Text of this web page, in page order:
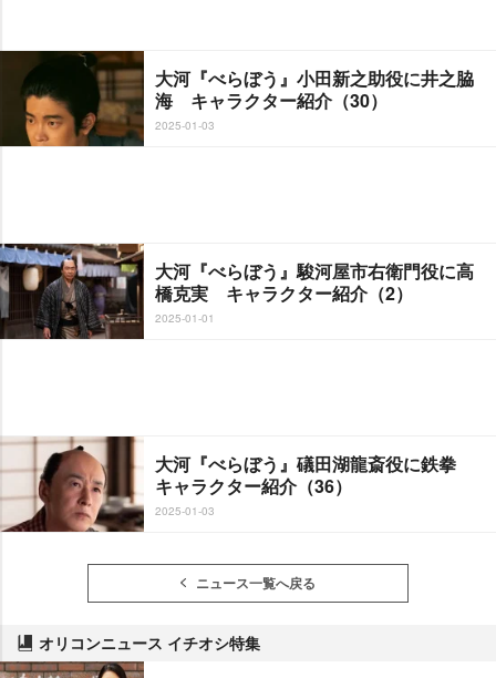
大河『べらぼう』小田新之助役に井之脇
海 キャラクター紹介（30）
2025-01-03
大河『べらぼう』駿河屋市右衛門役に高
橋克実 キャラクター紹介（2）
2025-01-01
大河『べらぼう』礒田湖龍斎役に鉄拳
キャラクター紹介（36）
2025-01-03
ニュース一覧へ戻る
オリコンニュース イチオシ特集